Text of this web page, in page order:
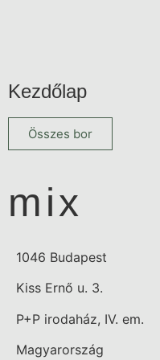
Kezdőlap
Összes bor
mix
1046 Budapest
Kiss Ernő u. 3.
P+P irodaház, IV. em.
Magyarország